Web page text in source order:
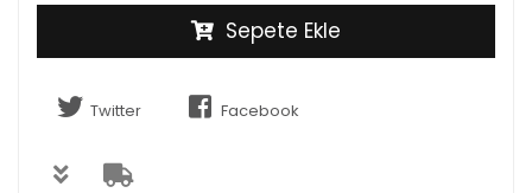
Sepete Ekle
Twitter Facebook